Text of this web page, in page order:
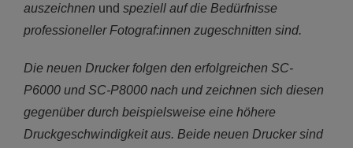
auszeichnen und speziell auf die Bedürfnisse
professioneller Fotograf:innen zugeschnitten sind.
Die neuen Drucker folgen den erfolgreichen SC-
P6000 und SC-P8000 nach und zeichnen sich diesen
gegenüber durch beispielsweise eine höhere
Druckgeschwindigkeit aus. Beide neuen Drucker sind